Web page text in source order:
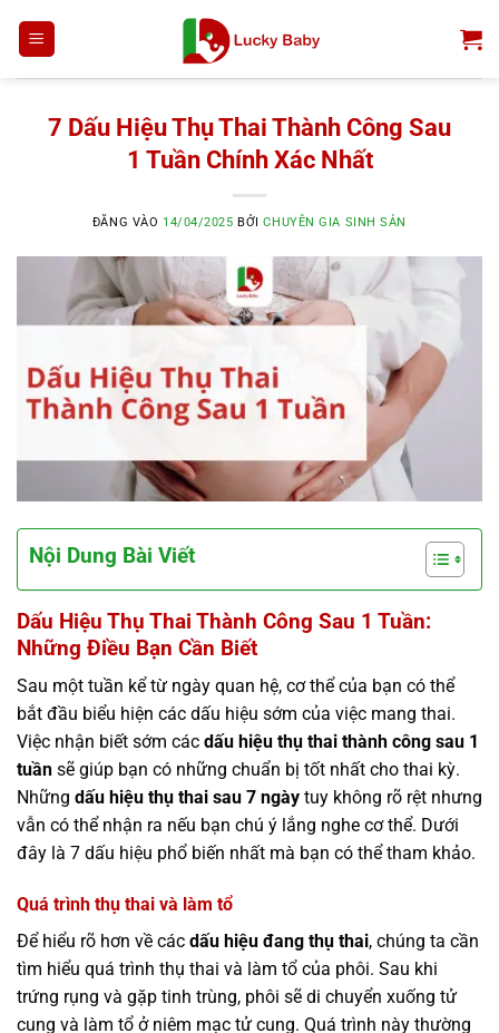
7 Dấu Hiệu Thụ Thai Thành Công Sau
1 Tuần Chính Xác Nhất
ĐĂNG VÀO 14/04/2025 BỞICHUYÊN GIA SINH SẢN
Nội Dung Bài Viết
Dấu Hiệu Thụ Thai Thành Công Sau 1 Tuần:
Những Điều Bạn Cần Biết
Sau một tuần kể từ ngày quan hệ, cơ thể của bạn có thể
bắt đầu biểu hiện các dấu hiệu sớm của việc mang thai.
Việc nhận biết sớm các dấu hiệu thụ thai thành công sau 1
tuần sẽ giúp bạn có những chuẩn bị tốt nhất cho thai kỳ.
Những dấu hiệu thụ thai sau 7 ngày tuy không rõ rệt nhưng
vẫn có thể nhận ra nếu bạn chú ý lắng nghe cơ thể. Dưới
đây là 7 dấu hiệu phổ biến nhất mà bạn có thể tham khảo.
Quá trình thụ thai và làm tổ
Để hiểu rõ hơn về các dấu hiệu đang thụ thai, chúng ta cần
tìm hiểu quá trình thụ thai và làm tổ của phôi. Sau khi
trứng rụng và gặp tinh trùng, phôi sẽ di chuyển xuống tử
cung và làm tổ ở niêm mạc tử cung. Quá trình này thường